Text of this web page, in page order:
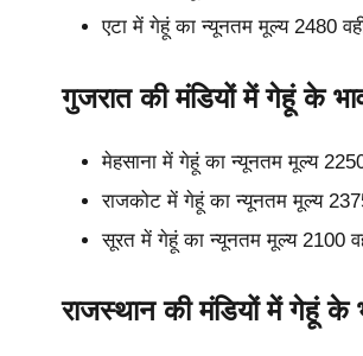
एटा में गेहूं का न्यूनतम मूल्य 2480
गुजरात की मंडियों में गेहूं के
मेहसाना में गेहूं का न्यूनतम मूल्य
राजकोट में गेहूं का न्यूनतम मूल्य
सूरत में गेहूं का न्यूनतम मूल्य 2100
राजस्थान की मंडियों में गेहूं के